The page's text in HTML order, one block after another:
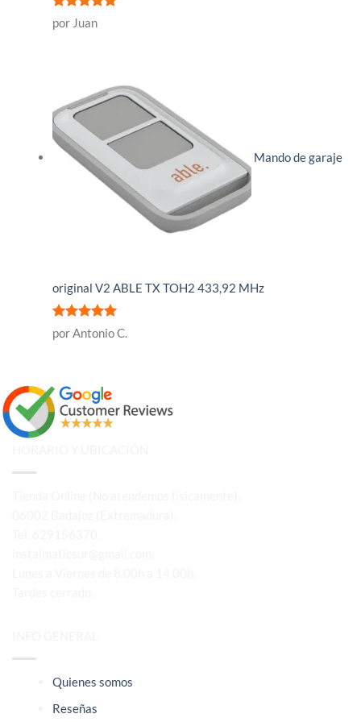
Valorado
con
por Juan
Mando de garaje
original V2 ABLE TX TOH2 433,92 MHz
Valorado
con
por Antonio C.
Quienes somos
Reseñas